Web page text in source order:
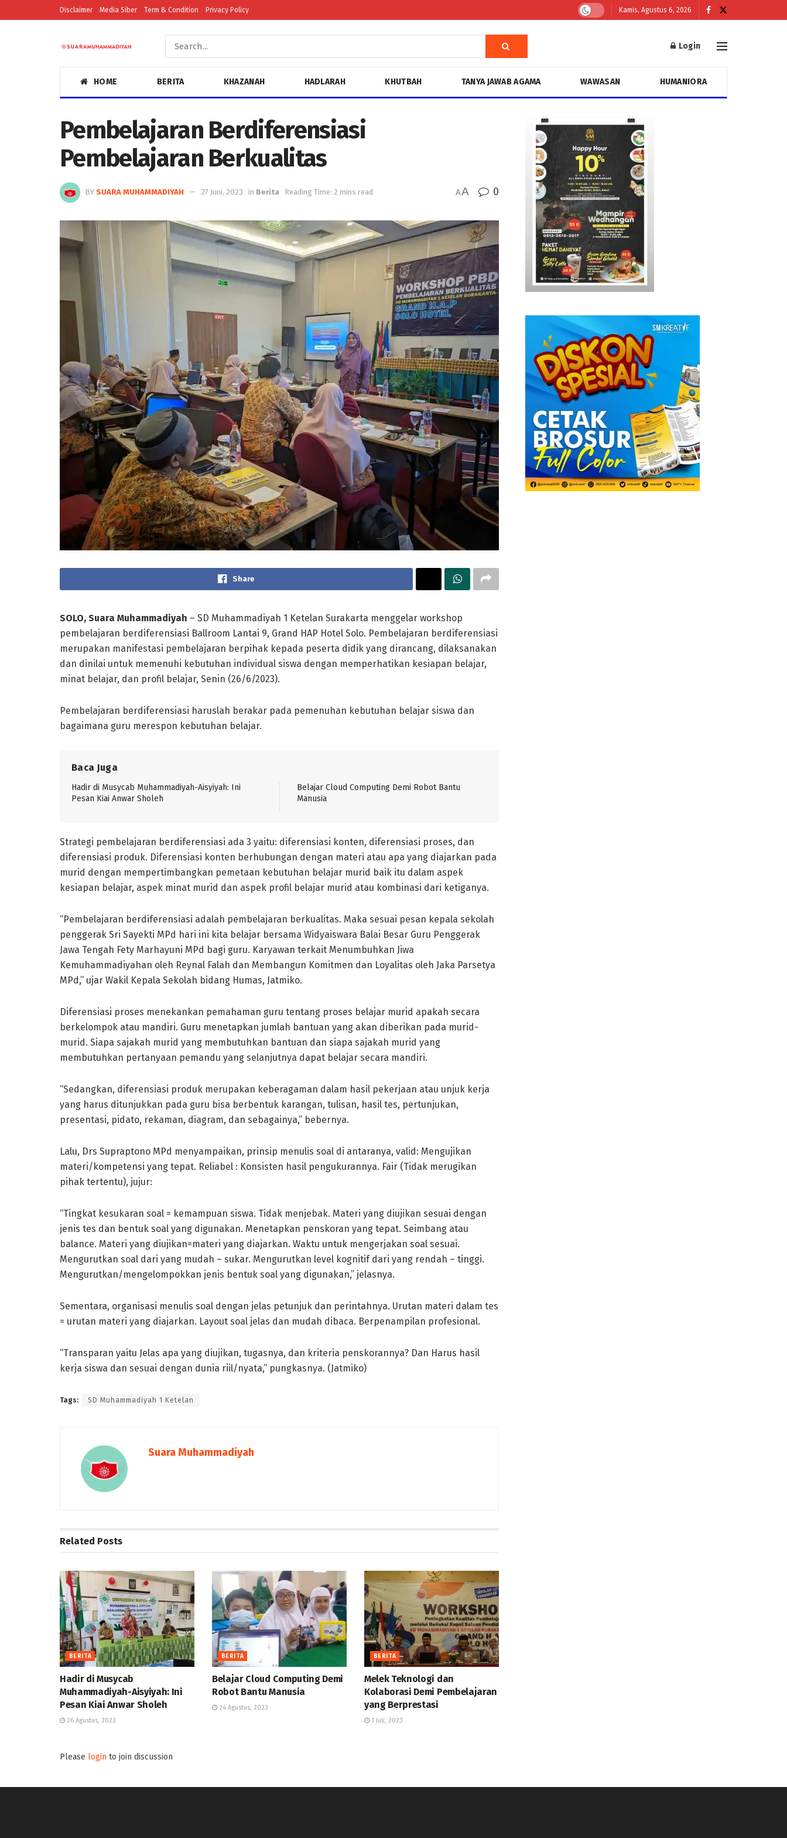
Disclaimer Media Siber Term & Condition Privacy Policy Kamis, Agustus 6, 2026
Login
HOME BERITA KHAZANAH HADLARAH KHUTBAH TANYA JAWAB AGAMA WAWASAN HUMANIORA
Pembelajaran Berdiferensiasi
Pembelajaran Berkualitas
BY SUARA MUHAMMADIYAH 27 Juni, 2023 in Berita Reading Time: 2 mins read AA 0
Share
SOLO, Suara Muhammadiyah – SD Muhammadiyah 1 Ketelan Surakarta menggelar workshop
pembelajaran berdiferensiasi Ballroom Lantai 9, Grand HAP Hotel Solo. Pembelajaran berdiferensiasi
merupakan manifestasi pembelajaran berpihak kepada peserta didik yang dirancang, dilaksanakan
dan dinilai untuk memenuhi kebutuhan individual siswa dengan memperhatikan kesiapan belajar,
minat belajar, dan profil belajar, Senin (26/6/2023).
Pembelajaran berdiferensiasi haruslah berakar pada pemenuhan kebutuhan belajar siswa dan
bagaimana guru merespon kebutuhan belajar.
Baca Juga
Hadir di Musycab Muhammadiyah-Aisyiyah: Ini
Pesan Kiai Anwar Sholeh
Belajar Cloud Computing Demi Robot Bantu
Manusia
Strategi pembelajaran berdiferensiasi ada 3 yaitu: diferensiasi konten, diferensiasi proses, dan
diferensiasi produk. Diferensiasi konten berhubungan dengan materi atau apa yang diajarkan pada
murid dengan mempertimbangkan pemetaan kebutuhan belajar murid baik itu dalam aspek
kesiapan belajar, aspek minat murid dan aspek profil belajar murid atau kombinasi dari ketiganya.
“Pembelajaran berdiferensiasi adalah pembelajaran berkualitas. Maka sesuai pesan kepala sekolah
penggerak Sri Sayekti MPd hari ini kita belajar bersama Widyaiswara Balai Besar Guru Penggerak
Jawa Tengah Fety Marhayuni MPd bagi guru. Karyawan terkait Menumbuhkan Jiwa
Kemuhammadiyahan oleh Reynal Falah dan Membangun Komitmen dan Loyalitas oleh Jaka Parsetya
MPd,” ujar Wakil Kepala Sekolah bidang Humas, Jatmiko.
Diferensiasi proses menekankan pemahaman guru tentang proses belajar murid apakah secara
berkelompok atau mandiri. Guru menetapkan jumlah bantuan yang akan diberikan pada murid-
murid. Siapa sajakah murid yang membutuhkan bantuan dan siapa sajakah murid yang
membutuhkan pertanyaan pemandu yang selanjutnya dapat belajar secara mandiri.
“Sedangkan, diferensiasi produk merupakan keberagaman dalam hasil pekerjaan atau unjuk kerja
yang harus ditunjukkan pada guru bisa berbentuk karangan, tulisan, hasil tes, pertunjukan,
presentasi, pidato, rekaman, diagram, dan sebagainya,” bebernya.
Lalu, Drs Supraptono MPd menyampaikan, prinsip menulis soal di antaranya, valid: Mengujikan
materi/kompetensi yang tepat. Reliabel : Konsisten hasil pengukurannya. Fair (Tidak merugikan
pihak tertentu), jujur:
“Tingkat kesukaran soal = kemampuan siswa. Tidak menjebak. Materi yang diujikan sesuai dengan
jenis tes dan bentuk soal yang digunakan. Menetapkan penskoran yang tepat. Seimbang atau
balance. Materi yang diujikan=materi yang diajarkan. Waktu untuk mengerjakan soal sesuai.
Mengurutkan soal dari yang mudah – sukar. Mengurutkan level kognitif dari yang rendah – tinggi.
Mengurutkan/mengelompokkan jenis bentuk soal yang digunakan,” jelasnya.
Sementara, organisasi menulis soal dengan jelas petunjuk dan perintahnya. Urutan materi dalam tes
= urutan materi yang diajarkan. Layout soal jelas dan mudah dibaca. Berpenampilan profesional.
“Transparan yaitu Jelas apa yang diujikan, tugasnya, dan kriteria penskorannya? Dan Harus hasil
kerja siswa dan sesuai dengan dunia riil/nyata,” pungkasnya. (Jatmiko)
Tags: SD Muhammadiyah 1 Ketelan
Suara Muhammadiyah
Related Posts
BERITA
Hadir di Musycab
Muhammadiyah-Aisyiyah: Ini
Pesan Kiai Anwar Sholeh
26 Agustus, 2023
BERITA
Belajar Cloud Computing Demi
Robot Bantu Manusia
24 Agustus, 2023
BERITA
Melek Teknologi dan
Kolaborasi Demi Pembelajaran
yang Berprestasi
1 Juli, 2023
Please login to join discussion